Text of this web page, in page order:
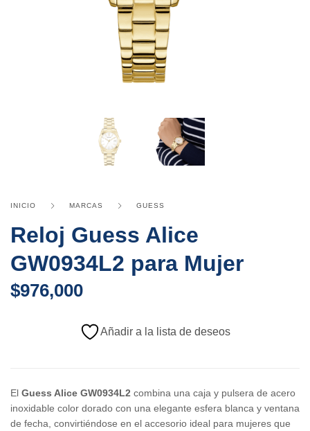
INICIO MARCAS GUESS
Reloj Guess Alice
GW0934L2 para Mujer
$976,000
El Guess Alice GW0934L2 combina una caja y pulsera de acero
inoxidable color dorado con una elegante esfera blanca y ventana
de fecha, convirtiéndose en el accesorio ideal para mujeres que
Añadir a la lista de deseos